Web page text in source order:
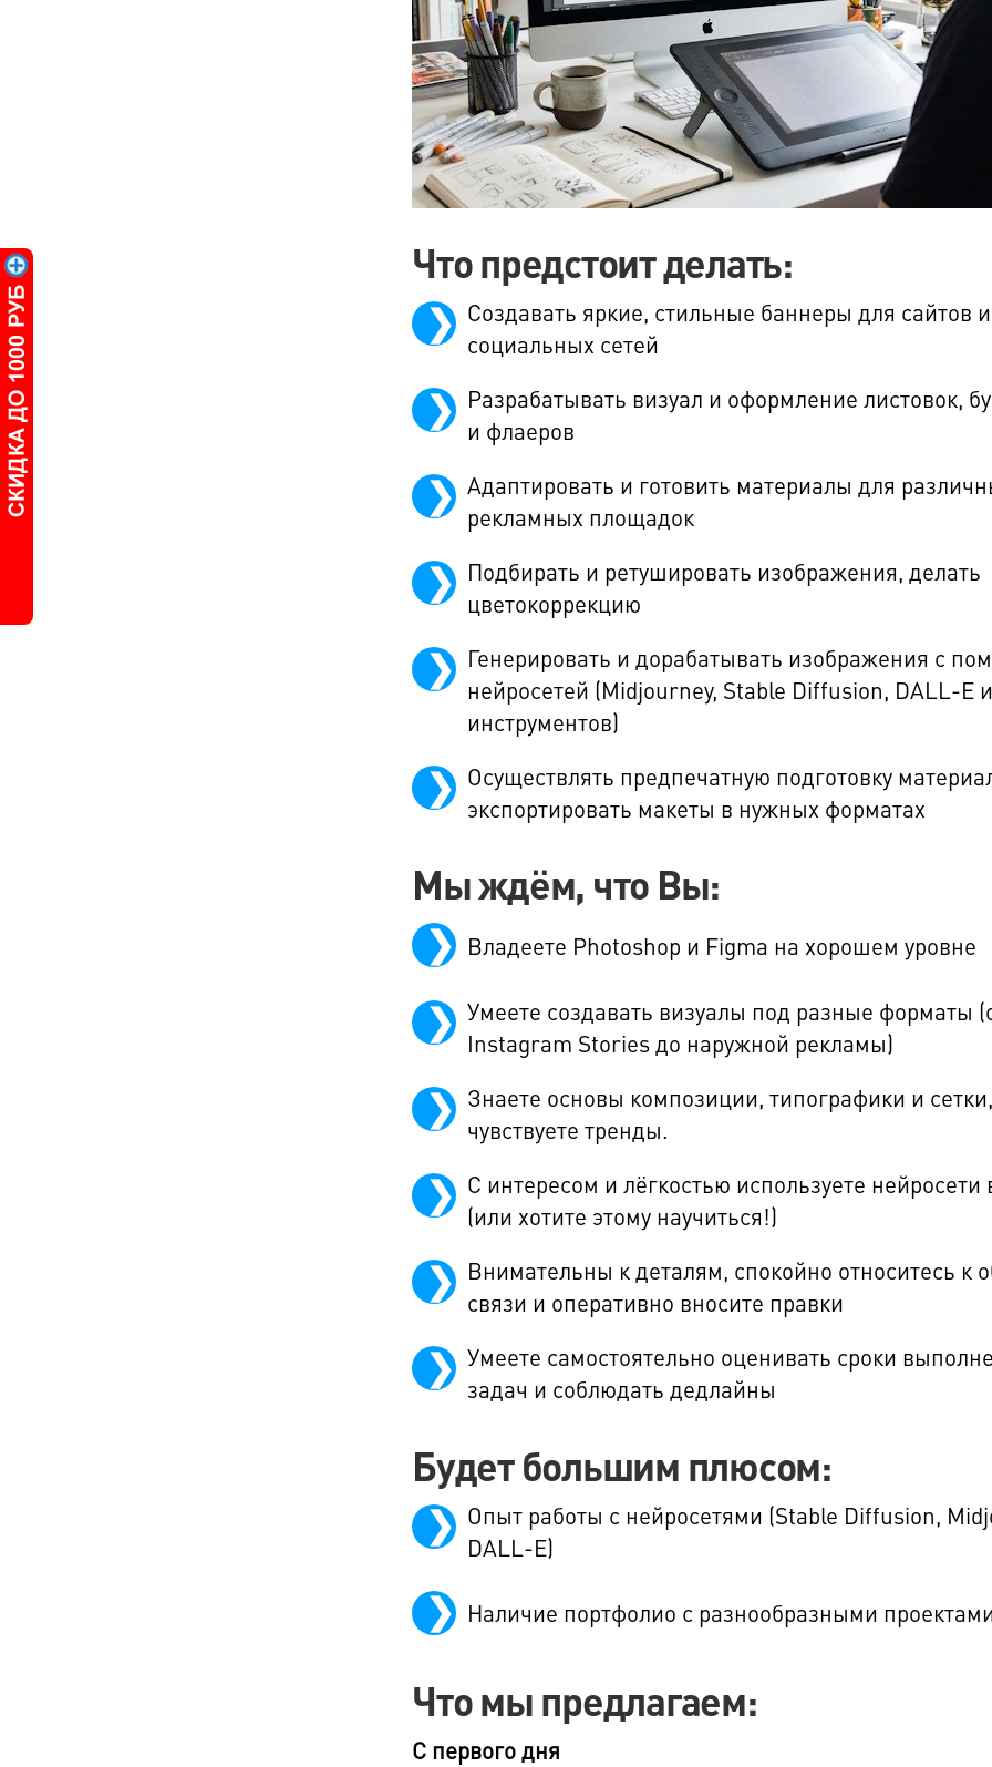
Что предстоит делать:
Создавать яркие, стильные баннеры для сайтов и
социальных сетей
Разрабатывать визуал и оформление листовок,
и флаеров
Адаптировать и готовить материалы для
рекламных площадок
Подбирать и ретушировать изображения, делать
цветокоррекцию
Генерировать и дорабатывать изображения с
нейросетей (Midjourney, Stable Diffusion, DALL-E
инструментов)
Осуществлять предпечатную подготовку
экспортировать макеты в нужных форматах
Мы ждём, что Вы:
Владеете Photoshop и Figma на хорошем уровне
Умеете создавать визуалы под разные форматы
Instagram Stories до наружной рекламы)
Знаете основы композиции, типографики и сетки,
чувствуете тренды.
С интересом и лёгкостью используете нейросети
(или хотите этому научиться!)
Внимательны к деталям, спокойно относитесь к
связи и оперативно вносите правки
Умеете самостоятельно оценивать сроки
задач и соблюдать дедлайны
Будет большим плюсом:
Опыт работы с нейросетями (Stable Diffusion,
DALL-E)
Наличие портфолио с разнообразными
Что мы предлагаем:
С первого дня